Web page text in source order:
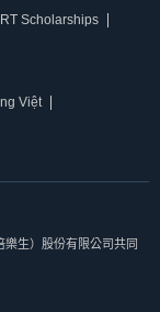
Scholarships
Việt
生）股份有限公司共同